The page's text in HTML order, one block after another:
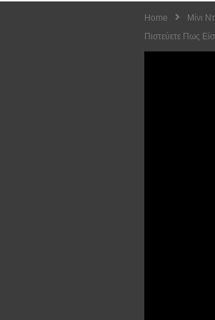
Home
Μίνι
Πιστεύετε Πως